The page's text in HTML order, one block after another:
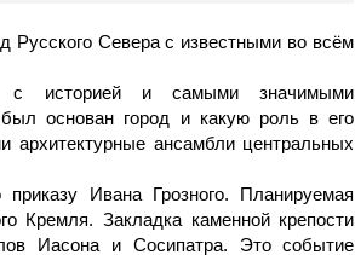
Русского Севера с известными во всём
историей и самыми значимыми
основан город и какую роль в его
архитектурные ансамбли центральных
Ивана Грозного. Планируемая
Кремля. Закладка каменной крепости
Иасона и Сосипатра. Это событие